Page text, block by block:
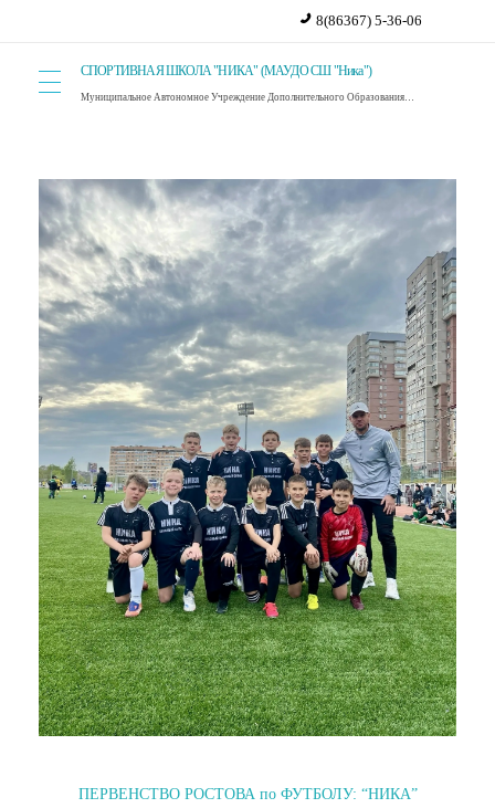
8(86367) 5-36-06
СПОРТИВНАЯ ШКОЛА "НИКА" (МАУДО СШ "Ника")
Муниципальное Автономное Учреждение Дополнительного Образования Спортивная Школа "Ника". г. Красный Сулин.
ПЕРВЕНСТВО РОСТОВА по ФУТБОЛУ: “НИКА”